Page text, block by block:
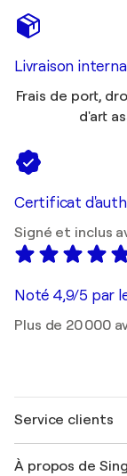
Livraison
Frais de port,
d'art
Certificat
Signé et inclus
Noté 4,9/5 par
Plus de 20 000
Service clients
Expédition
À propos de